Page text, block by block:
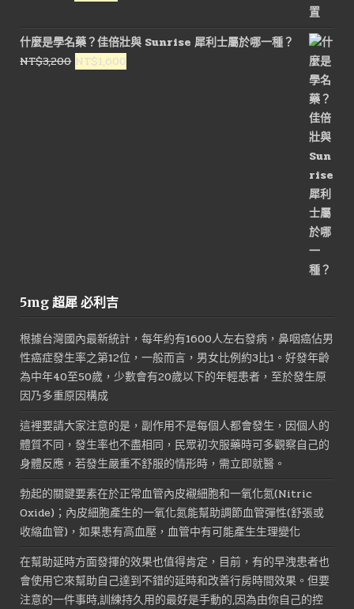
價
格：
NT$1,200。
價
格：
NT$500。
什麼是學名藥？佳倍壯與 Sunrise 犀利士屬於哪一種？
NT$3,200 原
NT$1,600
5mg 超犀 必利吉
根據台灣國內最新統計，每年約有1600人左右發病，鼻咽癌佔男
性癌症發生率之第12位，一般而言，男女比例約3比1。好發年齡
為中年40至50歲，少數會有20歲以下的年輕患者，至於發生原
因乃多重原因構成
這裡要請大家注意的是，副作用不是每個人都會發生，因個人的
體質不同，發生率也不盡相同，民眾初次服藥時可多觀察自己的
身體反應，若發生嚴重不舒服的情形時，需立即就醫。
勃起的關鍵要素在於正常血管內皮襯細胞和一氧化氮(Nitric
Oxide)；內皮細胞產生的一氧化氮能幫助調節血管彈性(舒張或
收縮血管)，如果患有高血壓，血管中有可能產生生理變化
在幫助延時方面發揮的效果也值得肯定，目前，有的早洩患者也
會使用它來幫助自己達到不錯的延時和改善行房時間效果。但要
注意的一件事時,訓練持久用的最好是手動的,因為由你自己的控